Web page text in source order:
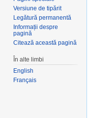
Versiune de tipărit
Legătură permanentă
Informații despre
pagină
Citează această pagină
În alte limbi
English
Français